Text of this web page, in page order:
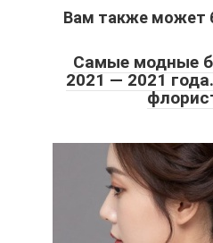
Вам также может
Самые модные
2021 — 2021